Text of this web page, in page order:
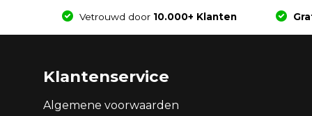
Vetrouwd door 10.000+ Klanten
Klantenservice
Algemene voorwaarden